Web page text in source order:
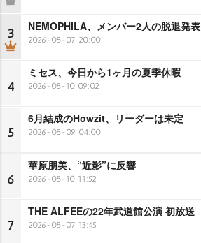
3 NEMOPHILA、メンバー2人の脱退発表
2026-08-07 20:00
4
ミセス、今日から1ヶ月の夏季休暇
2026-08-10 09:02
5
6月結成のHowzit、リーダーは未定
2026-08-09 04:00
6
華原朋美、“近影”に反響
2026-08-10 11:52
7
THE ALFEEの22年武道館公演 初放送
2026-08-07 13:45